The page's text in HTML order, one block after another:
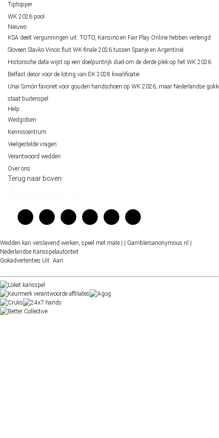
Tiptopper
WK 2026 pool
Nieuws
KSA deelt vergunningen uit: TOTO, Kansino en Fair Play Online hebben verlengd
Sloveen Slavko Vincic fluit WK-finale 2026 tussen Spanje en Argentinië
Historische data wijst op een doelpuntrijk duel om de derde plek op het WK 2026
Belfast decor voor de loting van EK 2028 kwalificatie
Unai Simón favoriet voor gouden handschoen op WK 2026, maar Nederlandse
staat buitenspel
Help
Wedgidsen
Kenniscentrum
Veelgestelde vragen
Verantwoord wedden
Over ons
Terug naar boven
Wedden kan verslavend werken, speel met mate | | Gamblersanonymous.nl |
Nederlandse Kansspelautoriteit
Gokadvertenties Uit Aan